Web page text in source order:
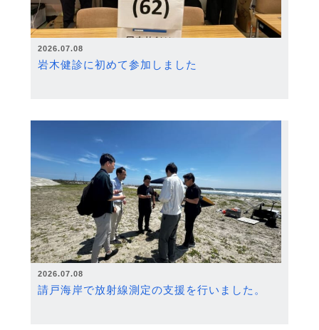
2026.07.08
岩木健診に初めて参加しました
2026.07.08
請戸海岸で放射線測定の支援を行いました。